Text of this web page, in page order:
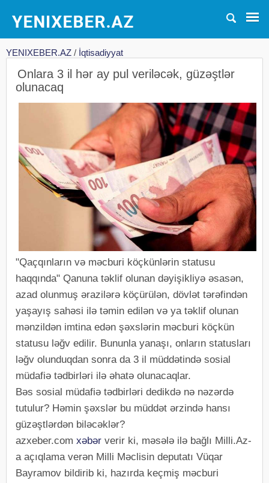
YENIXEBER.AZ / İqtisadiyyat
Onlara 3 il hər ay pul veriləcək, güzəştlər
olunacaq
"Qaçqınların və məcburi köçkünlərin statusu
haqqında" Qanuna təklif olunan dəyişikliyə əsasən,
azad olunmuş ərazilərə köçürülən, dövlət tərəfindən
yaşayış sahəsi ilə təmin edilən və ya təklif olunan
mənzildən imtina edən şəxslərin məcburi köçkün
statusu ləğv edilir. Bununla yanaşı, onların statusları
ləğv olunduqdan sonra da 3 il müddətində sosial
müdafiə tədbirləri ilə əhatə olunacaqlar.
Bəs sosial müdafiə tədbirləri dedikdə nə nəzərdə
tutulur? Həmin şəxslər bu müddət ərzində hansı
güzəştlərdən biləcəklər?
azxeber.com xəbər verir ki, məsələ ilə bağlı Milli.Az-
a açıqlama verən Milli Məclisin deputatı Vüqar
Bayramov bildirib ki, hazırda keçmiş məcburi